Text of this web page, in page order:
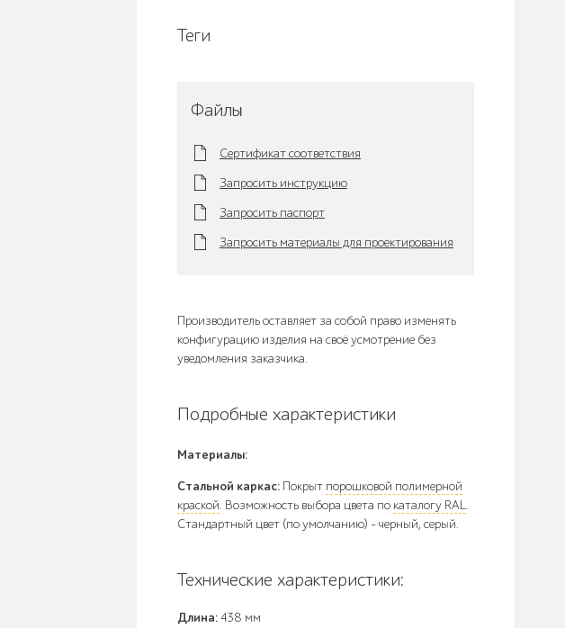
Теги
Файлы
Сертификат соответствия
Запросить инструкцию
Запросить паспорт
Запросить материалы для проектирования
Производитель оставляет за собой право изменять
конфигурацию изделия на своё усмотрение без
уведомления заказчика.
Подробные характеристики
Материалы:
Стальной каркас: Покрыт порошковой полимерной
краской. Возможность выбора цвета по каталогу RAL.
Стандартный цвет (по умолчанию) - черный, серый.
Технические характеристики:
Длина:438 мм